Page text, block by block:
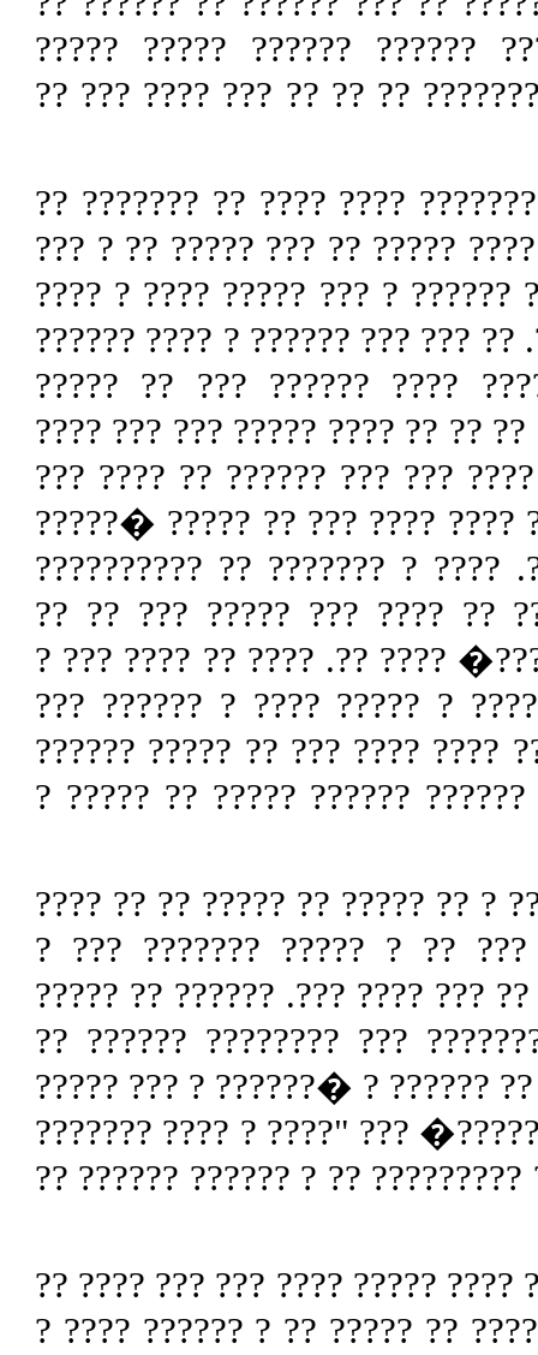
??? ?????? ??? ?????
???????? ??? ????? ??? ?? ?
???? ?? ???? ??? ?? ???? ???
??? ?? ???? ???????? ?? ?????
?????? ?? ??? ????? ?? ???
?? ????? ???????? ?? ??? ??
???? ? ??????? ????? ?
??????????? ??? ??????? ???
???? ??? ?? ? ?????? ?? ?????
????????? ?? ???? ?? ????????
� ?? ???? ?? ???? ?? ??? ??
????? ??? ??????? ????
??????? ???? ?? ????? ?? ????
?????? ?? ?????? ????? ????
??????? ?? ?? ??. ??? ??? ??
??? ?? ?? ????? ??? ???????
?? ?? ??????? ?? ???? ?? ????
??????? ?? ????? ??? ????
???????? ??????? ? ??? ??
????? ?? ???? ?? ? ???????
?????? ??? ????? ???? ??? ??
� ?? ?? �????????? ?? ? ????
??????? ?? ??????? ?? ????
????? ????? ????! ?? ???? ??
? ?? � ?? ????? ????? ? ?? ???